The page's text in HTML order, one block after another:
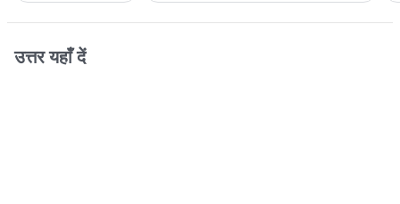
उत्तर यहाँ दें